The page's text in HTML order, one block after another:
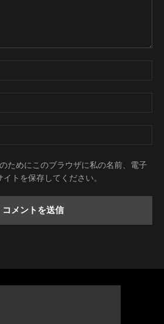
ためにこのブラウザに私の名前、電子
トを保存してください。